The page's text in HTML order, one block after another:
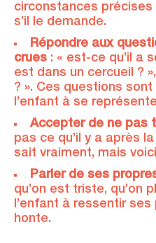
circonstances précises
s’il le demande.
Répondre aux
crues : « est-ce qu’il a
est dans un cercueil ?
? ». Ces questions
l’enfant à se
Accepter de ne pas
pas ce qu’il y a après
sait vraiment, mais
Parler de ses
qu’on est triste, qu’on
l’enfant à ressentir
honte.